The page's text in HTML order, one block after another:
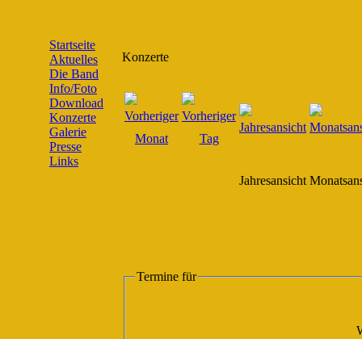
Startseite
Aktuelles
Die Band
Info/Foto
Download
Konzerte
Galerie
Presse
Links
Konzerte
Jahresansicht
Termine für